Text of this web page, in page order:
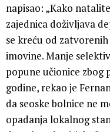
napisao: „Kako
zajednica doživljava
se kreću od
imovine. Manje
popune učionice zbog
godine, rekao je
da seoske bolnice ne
opadanja lokalnog